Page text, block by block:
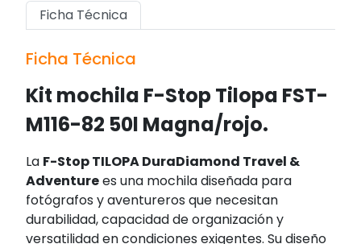
Ficha Técnica
Ficha Técnica
Kit mochila F-Stop Tilopa FST-
M116-82 50l Magna/rojo.
La F-Stop TILOPA DuraDiamond Travel &
Adventurees una mochila diseñada para
fotógrafos y aventureros que necesitan
durabilidad, capacidad de organización y
versatilidad en condiciones exigentes. Su diseño